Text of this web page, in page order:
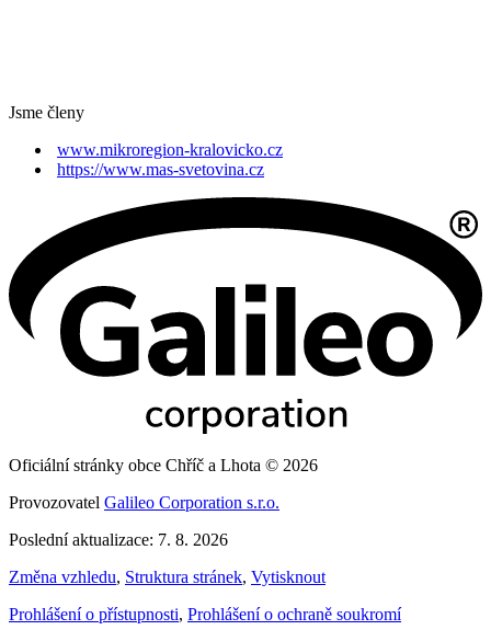
Jsme členy
www.mikroregion-kralovicko.cz
https://www.mas-svetovina.cz
Oficiální stránky obce Chříč a Lhota © 2026
Provozovatel Galileo Corporation s.r.o.
Poslední aktualizace: 7. 8. 2026
Změna vzhledu, Struktura stránek, Vytisknout
Prohlášení o přístupnosti, Prohlášení o ochraně soukromí